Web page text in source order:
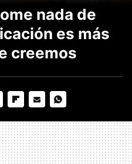
nada de
es más
creemos
MAIL